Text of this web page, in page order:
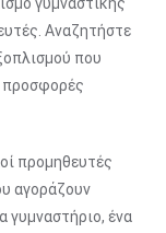
Αναζητήστε
που
προσφορές
προμηθευτές
αγοράζουν
γυμναστήριο, ένα